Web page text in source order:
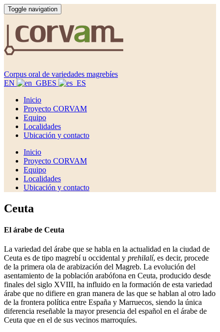
Toggle navigation
Corpus oral de variedades magrebíes
EN
ES
Inicio
Proyecto CORVAM
Equipo
Localidades
Ubicación y contacto
Inicio
Proyecto CORVAM
Equipo
Localidades
Ubicación y contacto
Ceuta
El árabe de Ceuta
La variedad del árabe que se habla en la actualidad en la ciudad de
Ceuta es de tipo magrebí u occidental y prehilalí, es decir, procede
de la primera ola de arabización del Magreb. La evolución del
asentamiento de la población arabófona en Ceuta, producido desde
finales del siglo XVIII, ha influido en la formación de esta variedad
árabe que no difiere en gran manera de las que se hablan al otro lado
de la frontera política entre España y Marruecos, siendo la única
diferencia reseñable la mayor presencia del español en el árabe de
Ceuta que en el de sus vecinos marroquíes.